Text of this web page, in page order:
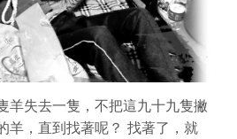
羊失去一隻，不把這九十九隻撇
羊，直到找著呢？ 找著了，就